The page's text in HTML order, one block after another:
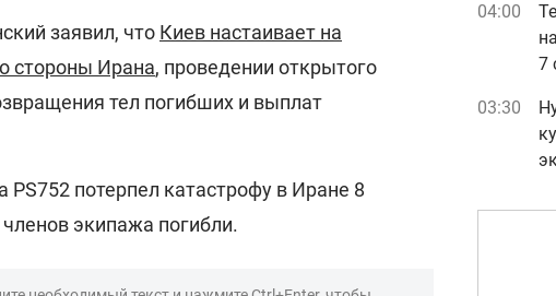
заявил, что Киев настаивает на
стороны Ирана, проведении открытого
тел погибших и выплат
PS752 потерпел катастрофу в Иране 8
экипажа погибли.
04:00
7
03:30